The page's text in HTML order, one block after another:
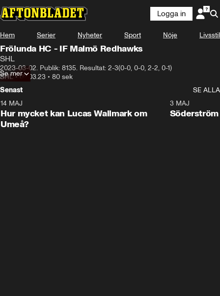
Logga in
Hem Serier Nyheter Sport Nöje Livsstil
Frölunda HC - IF Malmö Redhawks
SHL
2023-03-02. Publik: 8135. Resultat: 2-3(0-0, 0-0, 2-2, 0-1)
SHL•02.03.23 • 80 sek
Se mer
Senast
SE ALLA
Plus
14 MAJ
Hur mycket kan Lucas Wallmark om
Umeå?
3 MAJ